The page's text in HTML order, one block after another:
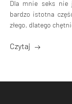
Dla mnie seks nie
bardzo istotna
złego, dlatego
Czytaj